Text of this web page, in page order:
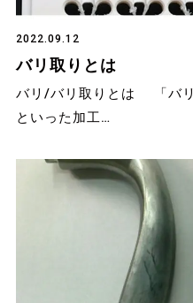
2022.09.12
バリ取りとは
バリ/バリ取りとは 「バ
といった加工…